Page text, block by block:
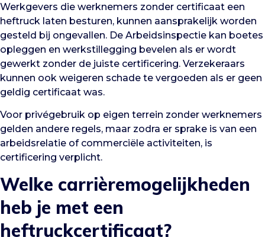
Werkgevers die werknemers zonder certificaat een
heftruck laten besturen, kunnen aansprakelijk worden
gesteld bij ongevallen. De Arbeidsinspectie kan boetes
opleggen en werkstillegging bevelen als er wordt
gewerkt zonder de juiste certificering. Verzekeraars
kunnen ook weigeren schade te vergoeden als er geen
geldig certificaat was.
Voor privégebruik op eigen terrein zonder werknemers
gelden andere regels, maar zodra er sprake is van een
arbeidsrelatie of commerciële activiteiten, is
certificering verplicht.
Welke carrièremogelijkheden
heb je met een
heftruckcertificaat?